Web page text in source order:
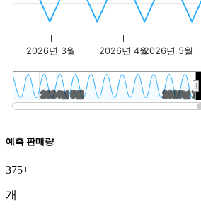
2026년 3월 2026년 4월2026년 5월
2024년 5월
2024년 5월 2025년 7월
2025년 7월
예측 판매량
375+
개